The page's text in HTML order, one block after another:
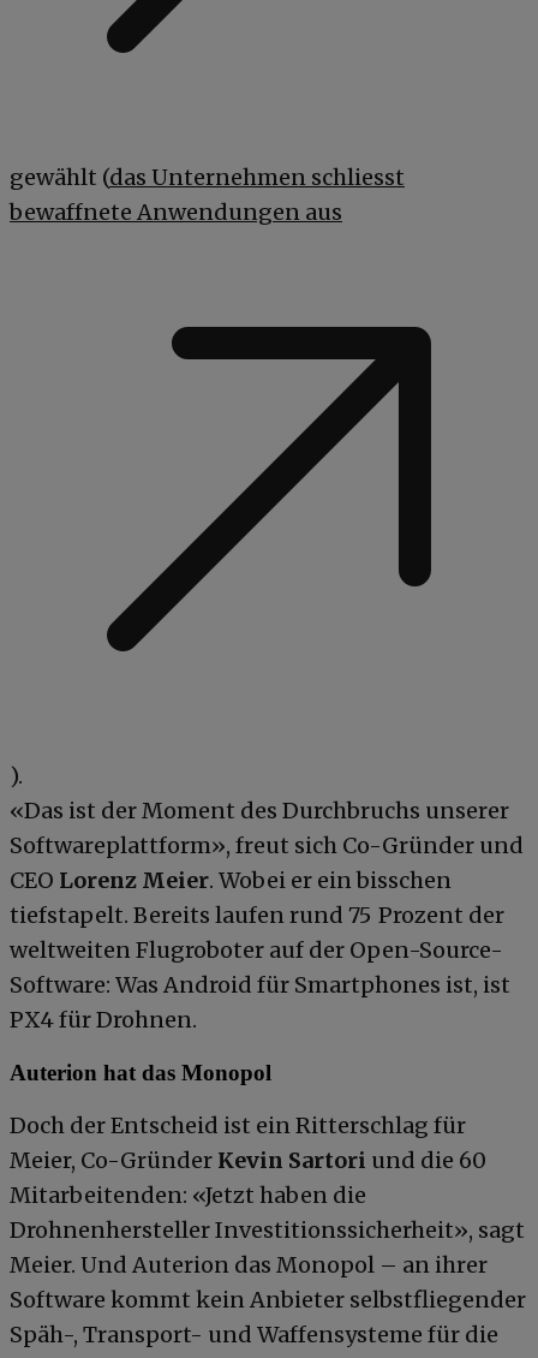
gewählt (das Unternehmen schliesst
bewaffnete Anwendungen aus
).
«Das ist der Moment des Durchbruchs unserer
Softwareplattform», freut sich Co-Gründer und
CEO Lorenz Meier. Wobei er ein bisschen
tiefstapelt. Bereits laufen rund 75 Prozent der
weltweiten Flugroboter auf der Open-Source-
Software: Was Android für Smartphones ist, ist
PX4 für Drohnen.
Auterion hat das Monopol
Doch der Entscheid ist ein Ritterschlag für
Meier, Co-Gründer Kevin Sartori und die 60
Mitarbeitenden: «Jetzt haben die
Drohnenhersteller Investitionssicherheit», sagt
Meier. Und Auterion das Monopol – an ihrer
Software kommt kein Anbieter selbstfliegender
Späh-, Transport- und Waffensysteme für die